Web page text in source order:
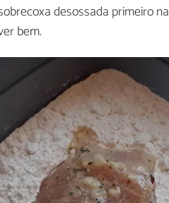
desossada primeiro na
bem.